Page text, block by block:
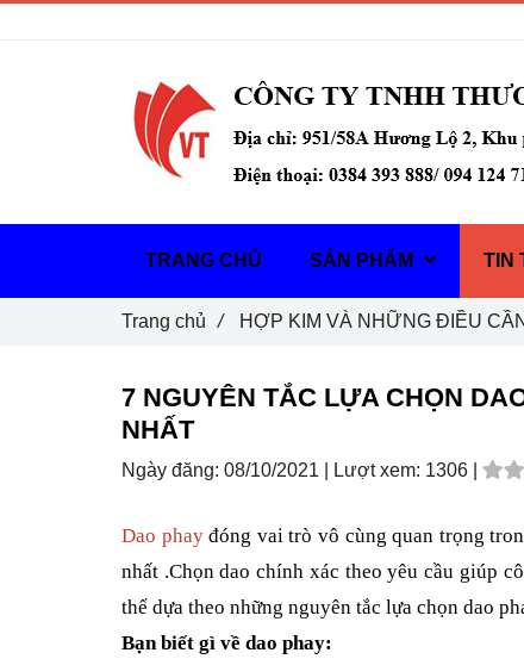
7 NGUYÊN TẮC LỰA CHỌN
NHẤT
Ngày đăng: 08/10/2021 | Lượt xem: 1306 |
Dao phayđóng vai trò vô cùng quan trọng
nhất .Chọn dao chính xác theo yêu cầu giúp
thể dựa theo những nguyên tắc lựa chọn dao
Bạn biết gì về dao phay:
Trang chủ / HỢP KIM VÀ NHỮNG ĐIỀU
TRANG CHỦ SẢN PHẨM TIN